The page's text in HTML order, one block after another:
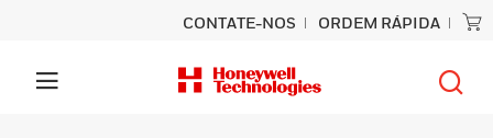
CONTATE-NOS ORDEM RÁPIDA